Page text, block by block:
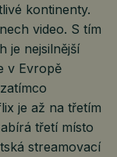
kontinenty.
video. S tím
je nejsilnější
v Evropě
je až na třetím
třetí místo
streamovací